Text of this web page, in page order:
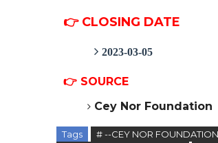
👉 CLOSING DATE
2023-03-05
👉 SOURCE
Cey Nor Foundation
Tags # --CEY NOR